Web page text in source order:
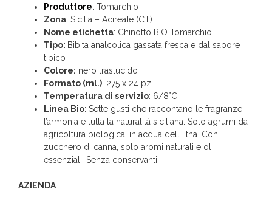
Produttore: Tomarchio
Zona: Sicilia – Acireale (CT)
Nome etichetta: Chinotto BIO Tomarchio
Tipo: Bibita analcolica gassata fresca e dal sapore
tipico
Colore: nero traslucido
Formato (ml.): 275 x 24 pz
Temperatura di servizio: 6/8°C
Linea Bio: Sette gusti che raccontano le fragranze,
l’armonia e tutta la naturalità siciliana. Solo agrumi da
agricoltura biologica, in acqua dell’Etna. Con
zucchero di canna, solo aromi naturali e oli
essenziali. Senza conservanti.
AZIENDA